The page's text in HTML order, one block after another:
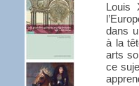
Louis
dans
à la
arts
ce